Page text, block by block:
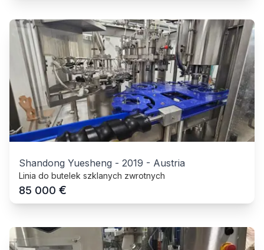
Shandong Yuesheng - 2019 - Austria
Linia do butelek szklanych zwrotnych
85 000 €